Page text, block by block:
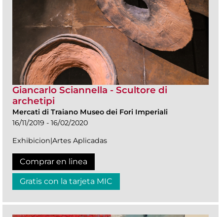
Giancarlo Sciannella - Scultore di
archetipi
Mercati di Traiano Museo dei Fori Imperiali
16/11/2019 - 16/02/2020
Exhibicion|Artes Aplicadas
Comprar en linea
Gratis con la tarjeta MIC